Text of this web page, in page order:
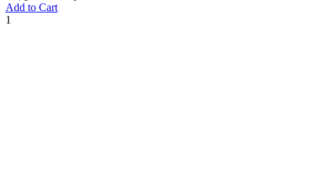
Add to Cart
1